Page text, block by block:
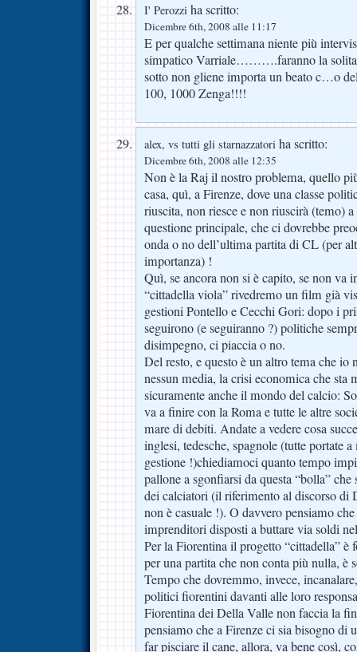
I' Perozzi ha scritto:
Dicembre 6th, 2008 alle 11:17
E per qualche settimana niente più
simpatico Varriale……….faranno la solita
sotto non gliene importa un beato c…o
100, 1000 Zenga!!!!
alex, vs tutti gli starnazzatori ha scritto:
Dicembre 6th, 2008 alle 12:35
Non è la Raj il nostro problema, quello
casa, quì, a Firenze, dove una classe
riuscita, non riesce e non riuscirà (temo)
questione principale, che ci dovrebbe
onda o no dell’ultima partita di CL (per
importanza) !
Quì, se ancora non si è capito, se non va
“cittadella viola” rivedremo un film già
gestioni Pontello e Cecchi Gori: dopo i
seguirono (e seguiranno ?) politiche
disimpegno, ci piaccia o no.
Del resto, e questo è un altro tema che io
nessun media, la crisi economica che sta
sicuramente anche il mondo del calcio:
va a finire con la Roma e tutte le altre
mare di debiti. Andate a vedere cosa
inglesi, tedesche, spagnole (tutte portate
gestione !)chiediamoci quanto tempo
pallone a sgonfiarsi da questa “bolla”
dei calciatori (il riferimento al discorso di
non è casuale !). O davvero pensiamo
imprenditori disposti a buttare via soldi
Per la Fiorentina il progetto “cittadella” è
per una partita che non conta più nulla, è
Tempo che dovremmo, invece,
politici fiorentini davanti alle loro
Fiorentina dei Della Valle non faccia la
pensiamo che a Firenze ci sia bisogno di
far pisciare il cane, allora, va bene così,